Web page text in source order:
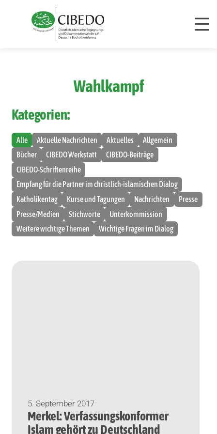
Wahlkampf
Kategorien:
Alle Aktuelle Nachrichten Aktuelles
Allgemein
Bücher
CIBEDO Werkstatt
CIBEDO-Beiträge
CIBEDO-Schriftenreihe
Empfang für die Partner im christlich-islamischen Dialog
Katholikentag
Kurse und Tagungen Nachrichten
Presse
Presse/Medien
Stichworte
Unterkommission
Weitere wichtige Themen
Wichtige Fragen im Dialog
5. September 2017
Merkel: Verfassungskonformer
Islam gehört zu Deutschland